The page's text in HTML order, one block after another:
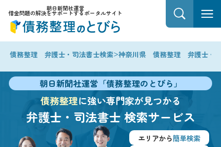
朝日新聞社運営
借金問題の解決をサポートするポータルサイト
債務整理 弁護士・司法書士検索>神奈川県 債務整理 弁護士・
朝日新聞社運営「債務整理のとびら」
債務整理に強い専門家が見つかる
弁護士・司法書士 検索サービス
エリアから簡単検索